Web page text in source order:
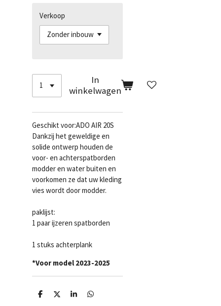
Verkoop
In
winkelwagen
Geschikt voor:ADO AIR 20S
Dankzij het geweldige en
solide ontwerp houden de
voor- en achterspatborden
modder en water buiten en
voorkomen ze dat uw kleding
vies wordt door modder.
paklijst:
1 paar ijzeren spatborden
1 stuks achterplank
*Voor model 2023-2025
D
D
S
D